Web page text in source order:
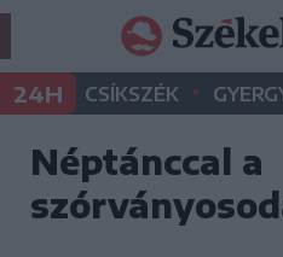
24H CSÍKSZÉK •
Néptánccal a